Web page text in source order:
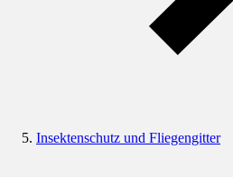
Insektenschutz und Fliegengitter